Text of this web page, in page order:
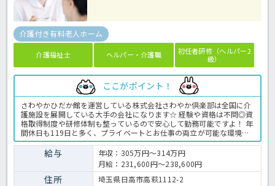
介護付き有料老人ホーム
介護福祉士 ヘルパー・介護職
初任者研修（ヘルパー2
級）
ここがポイント！
さわやかひだか館を運営している株式会社さわやか倶楽部は全国に介
護施設を展開している大手の会社になります☆ 経験や資格は不問◎資
格取得制度や研修体制も整っているので安心して勤務可能ですよ！ 年
間休日も119日と多く、プライベートとお仕事の両立が可能な環境に
なります☆ 定年が65歳で長く勤務することも可能で、65歳以降も条
件面は変わらずに働けるので安心の職場です〇 求人が気になる方は是
非ほっ介護までお問い合わせください！ 有料老人ホームでの介護業務
全般です。 ＜介護職 正職員 有料老人ホームの求人＞
給与
年収：305万円～314万円
月給：231,600円～238,600円
住所 埼玉県日高市高萩1112-2